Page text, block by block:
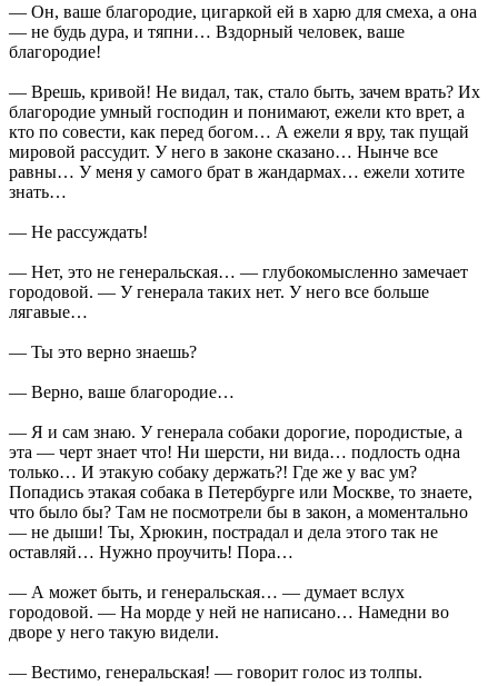
— Он, ваше благородие, цигаркой ей в харю для смеха, а она
— не будь дура, и тяпни… Вздорный человек, ваше
благородие!
— Врешь, кривой! Не видал, так, стало быть, зачем врать? Их
благородие умный господин и понимают, ежели кто врет, а
кто по совести, как перед богом… А ежели я вру, так пущай
мировой рассудит. У него в законе сказано… Нынче все
равны… У меня у самого брат в жандармах… ежели хотите
знать…
— Не рассуждать!
— Нет, это не генеральская… — глубокомысленно замечает
городовой. — У генерала таких нет. У него все больше
лягавые…
— Ты это верно знаешь?
— Верно, ваше благородие…
— Я и сам знаю. У генерала собаки дорогие, породистые, а
эта — черт знает что! Ни шерсти, ни вида… подлость одна
только… И этакую собаку держать?! Где же у вас ум?
Попадись этакая собака в Петербурге или Москве, то знаете,
что было бы? Там не посмотрели бы в закон, а моментально
— не дыши! Ты, Хрюкин, пострадал и дела этого так не
оставляй… Нужно проучить! Пора…
— А может быть, и генеральская… — думает вслух
городовой. — На морде у ней не написано… Намедни во
дворе у него такую видели.
— Вестимо, генеральская! — говорит голос из толпы.